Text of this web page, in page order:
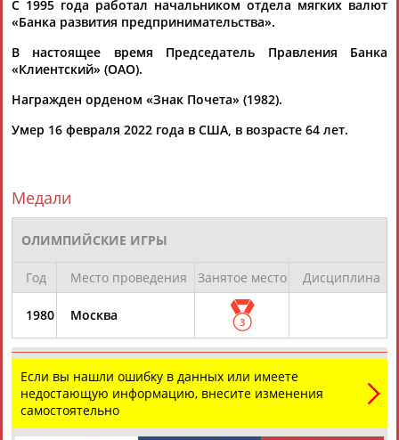
Адресов в новостной рассылке: 996
Подпишись
С 1995 года работал начальником отдела мягких валют
«Банка развития предпринимательства».
В настоящее время Председатель Правления Банка
«Клиентский» (ОАО).
Награжден орденом «Знак Почета» (1982).
Умер 16 февраля 2022 года в США, в возрасте 64 лет.
Медали
ОЛИМПИЙСКИЕ ИГРЫ
Год Место проведения Занятое место Дисциплина
1980 Москва 3
Если вы нашли ошибку в данных или имеете
недостающую информацию, внесите изменения
самостоятельно